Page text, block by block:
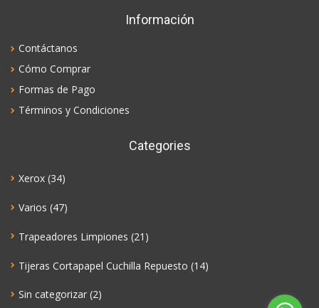
Información
Contáctanos
Cómo Comprar
Formas de Pago
Términos y Condiciones
Categories
Xerox (34)
Varios (47)
Trapeadores Limpiones (21)
Tijeras Cortapapel Cuchilla Repuesto (14)
Sin categorizar (2)